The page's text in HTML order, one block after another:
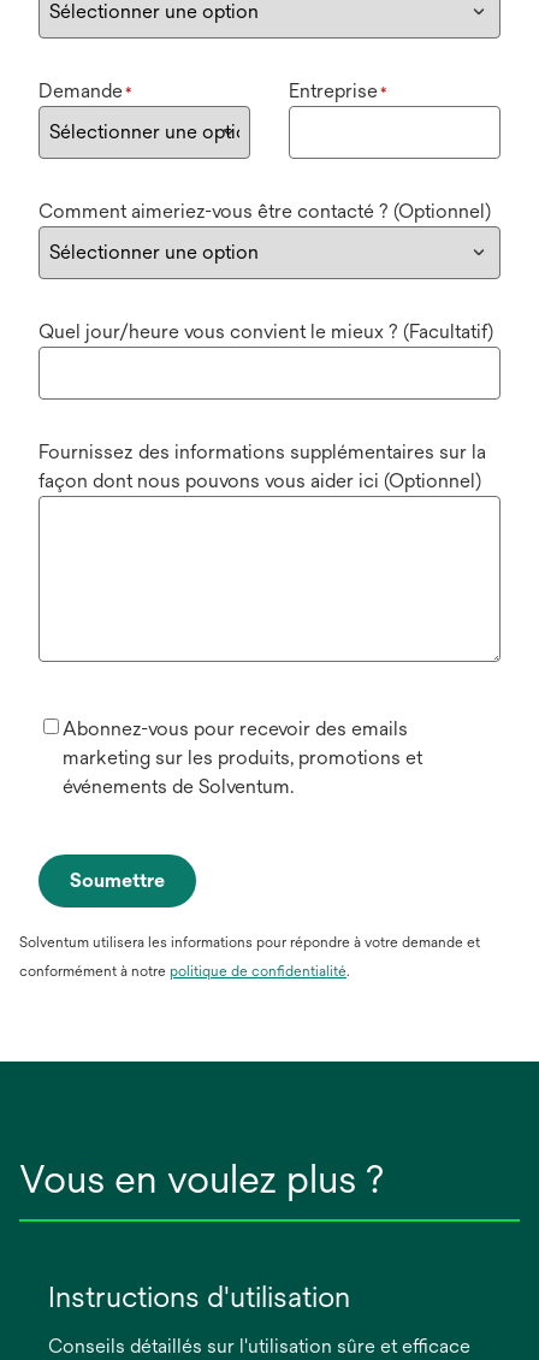
Demande* Entreprise*
Comment aimeriez-vous être contacté ? (Optionnel)
Quel jour/heure vous convient le mieux ? (Facultatif)
Fournissez des informations supplémentaires sur la
façon dont nous pouvons vous aider ici (Optionnel)
Abonnez-vous pour recevoir des emails
marketing sur les produits, promotions et
événements de Solventum.
Soumettre
Solventum utilisera les informations pour répondre à votre demande et
conformément à notre politique de confidentialité.
Vous en voulez plus ?
Instructions d'utilisation
Conseils détaillés sur l'utilisation sûre et efficace